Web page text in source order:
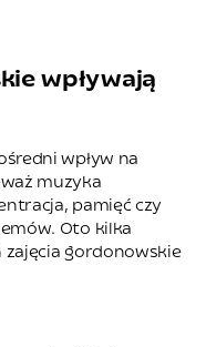
wpływają
wpływ na
muzyka
pamięć czy
Oto kilka
gordonowskie